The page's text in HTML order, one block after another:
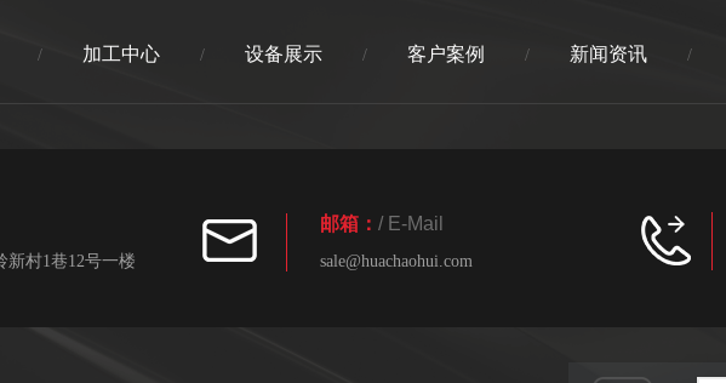
/ 加工中心 / 设备展示 / 客户案例 / 新闻资讯 /
新村1巷12号一楼
邮箱： / E-Mail
sale@huachaohui.com